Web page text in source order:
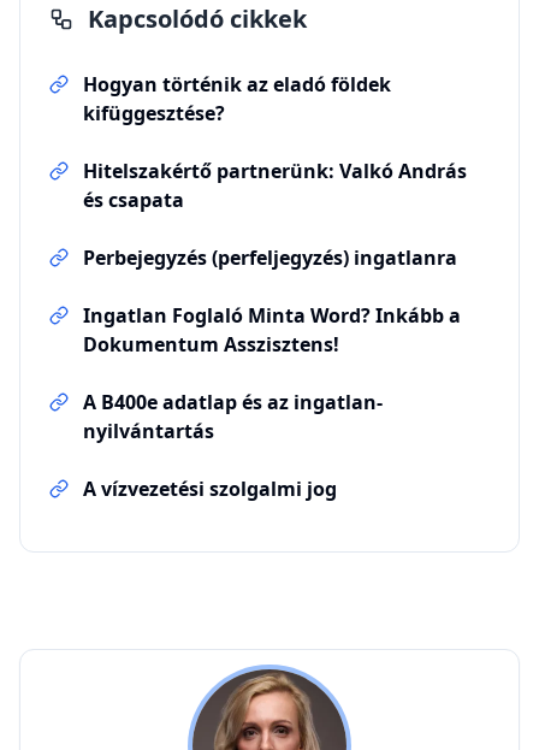
Kapcsolódó cikkek
Hogyan történik az eladó földek
kifüggesztése?
Hitelszakértő partnerünk: Valkó András
és csapata
Perbejegyzés (perfeljegyzés) ingatlanra
Ingatlan Foglaló Minta Word? Inkább a
Dokumentum Asszisztens!
A B400e adatlap és az ingatlan-
nyilvántartás
A vízvezetési szolgalmi jog